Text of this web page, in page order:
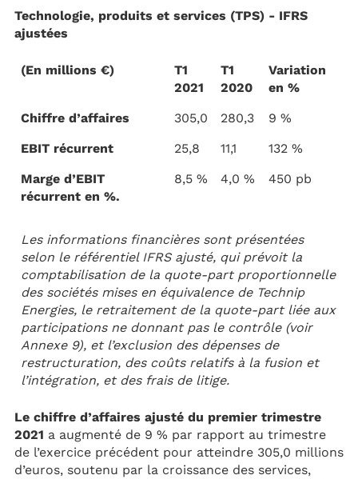
Technologie, produits et services (TPS) - IFRS
ajustées
(En millions €)
T1
2021
T1
2020
Variation
en %
Chiffre d’affaires
305,0 280,3
9 %
EBIT récurrent
25,8 11,1
132 %
Marge d’EBIT
récurrent en %.
8,5 % 4,0 % 450 pb
Les informations financières sont présentées
selon le référentiel IFRS ajusté, qui prévoit la
comptabilisation de la quote-part proportionnelle
des sociétés mises en équivalence de Technip
Energies, le retraitement de la quote-part liée aux
participations ne donnant pas le contrôle (voir
Annexe 9), et l’exclusion des dépenses de
restructuration, des coûts relatifs à la fusion et
l’intégration, et des frais de litige.
Le chiffre d’affaires ajusté du premier trimestre
2021 a augmenté de 9 % par rapport au trimestre
de l’exercice précédent pour atteindre 305,0 millions
d’euros, soutenu par la croissance des services,